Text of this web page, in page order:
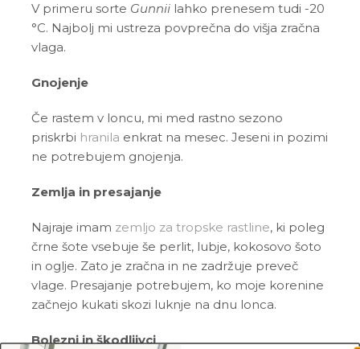
V primeru sorte Gunniilahko prenesem tudi -20
°C. Najbolj mi ustreza povprečna do višja zračna
vlaga.
Gnojenje
Če rastem v loncu, mi med rastno sezono
priskrbi hranila enkrat na mesec. Jeseni in pozimi
ne potrebujem gnojenja.
Zemlja in presajanje
Najraje imam zemljo za tropske rastline, ki poleg
črne šote vsebuje še perlit, lubje, kokosovo šoto
in oglje. Zato je zračna in ne zadržuje preveč
vlage. Presajanje potrebujem, ko moje korenine
začnejo kukati skozi luknje na dnu lonca.
Bolezni in škodljivci